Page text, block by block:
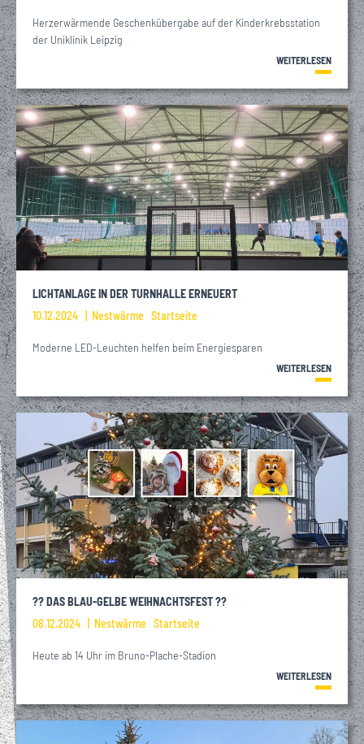
Herzerwärmende Geschenkübergabe auf der Kinderkrebsstation
der Uniklinik Leipzig
WEITERLESEN
LICHTANLAGE IN DER TURNHALLE ERNEUERT
10.12.2024
Nestwärme Startseite
Moderne LED-Leuchten helfen beim Energiesparen
WEITERLESEN
?? DAS BLAU-GELBE WEIHNACHTSFEST ??
08.12.2024
Nestwärme Startseite
Heute ab 14 Uhr im Bruno-Plache-Stadion
WEITERLESEN